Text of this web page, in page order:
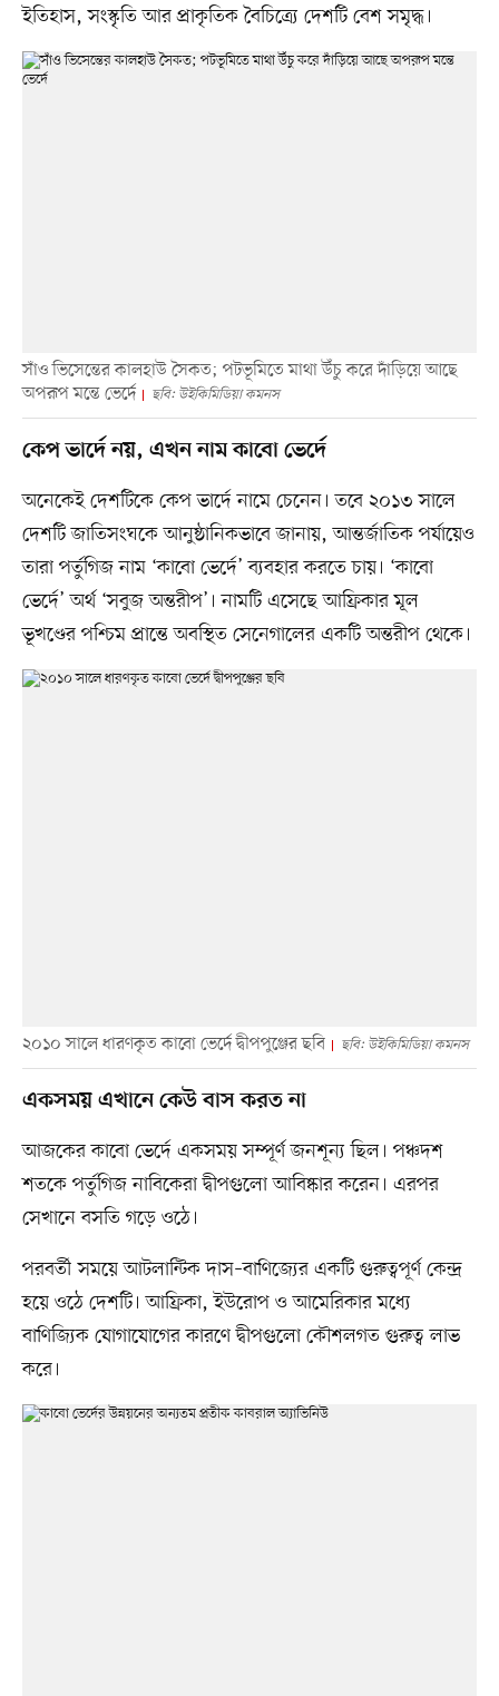
ইতিহাস, সংস্কৃতি আর প্রাকৃতিক বৈচিত্র্যে দেশটি বেশ সমৃদ্ধ।
সাঁও ভিসেন্তের কালহাউ সৈকত; পটভূমিতে মাথা উঁচু করে দাঁড়িয়ে আছে
অপরূপ মন্তে ভের্দে
ছবি: উইকিমিডিয়া কমনস
কেপ ভার্দে নয়, এখন নাম কাবো ভের্দে
অনেকেই দেশটিকে কেপ ভার্দে নামে চেনেন। তবে ২০১৩ সালে
দেশটি জাতিসংঘকে আনুষ্ঠানিকভাবে জানায়, আন্তর্জাতিক পর্যায়েও
তারা পর্তুগিজ নাম ‘কাবো ভের্দে’ ব্যবহার করতে চায়। ‘কাবো
ভের্দে’ অর্থ ‘সবুজ অন্তরীপ’। নামটি এসেছে আফ্রিকার মূল
ভূখণ্ডের পশ্চিম প্রান্তে অবস্থিত সেনেগালের একটি অন্তরীপ থেকে।
২০১০ সালে ধারণকৃত কাবো ভের্দে দ্বীপপুঞ্জের ছবি ছবি: উইকিমিডিয়া কমনস
একসময় এখানে কেউ বাস করত না
আজকের কাবো ভের্দে একসময় সম্পূর্ণ জনশূন্য ছিল। পঞ্চদশ
শতকে পর্তুগিজ নাবিকেরা দ্বীপগুলো আবিষ্কার করেন। এরপর
সেখানে বসতি গড়ে ওঠে।
পরবর্তী সময়ে আটলান্টিক দাস–বাণিজ্যের একটি গুরুত্বপূর্ণ কেন্দ্র
হয়ে ওঠে দেশটি। আফ্রিকা, ইউরোপ ও আমেরিকার মধ্যে
বাণিজ্যিক যোগাযোগের কারণে দ্বীপগুলো কৌশলগত গুরুত্ব লাভ
করে।